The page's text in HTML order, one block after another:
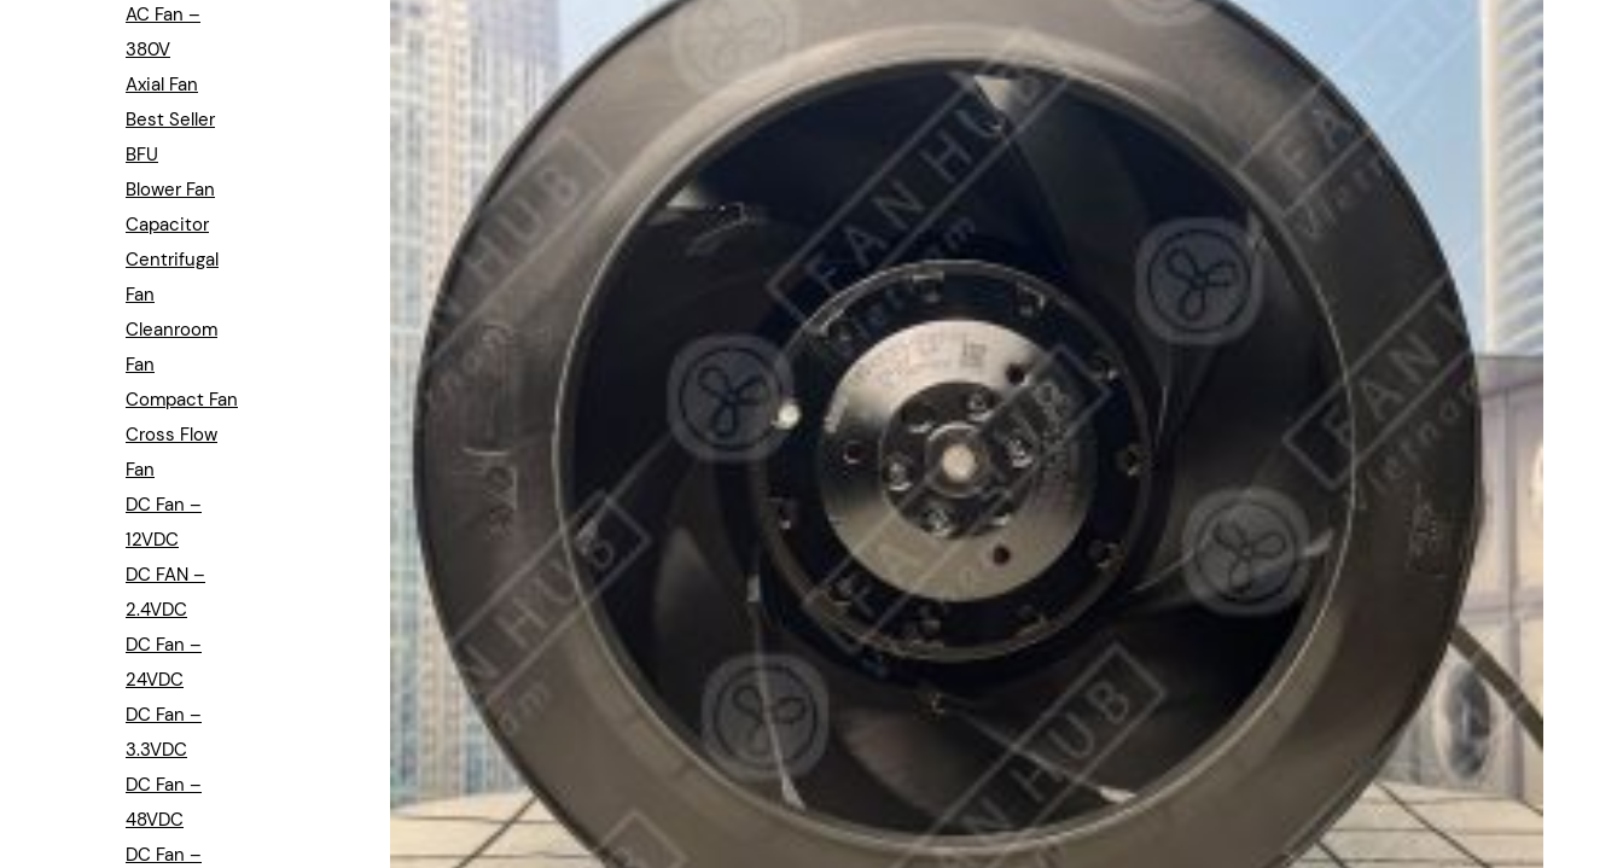
Cabinet Fan
Inverter Fan
AC Fan –
380V
Axial Fan
Best Seller
BFU
Blower Fan
Capacitor
Centrifugal
Fan
Cleanroom
Fan
Compact Fan
Cross Flow
Fan
DC Fan –
12VDC
DC FAN –
2.4VDC
DC Fan –
24VDC
DC Fan –
3.3VDC
DC Fan –
48VDC
DC Fan –